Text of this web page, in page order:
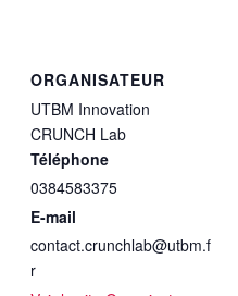
ORGANISATEUR
UTBM Innovation
CRUNCH Lab
Téléphone
0384583375
E-mail
contact.crunchlab@utbm.f
r